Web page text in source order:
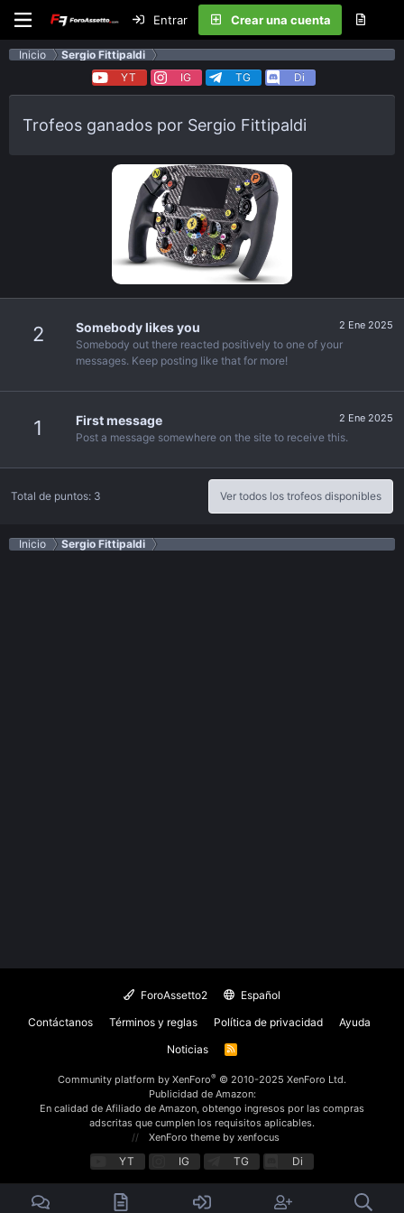
Entrar Crear una cuenta
Inicio
Sergio Fittipaldi
YT
IG TG Di
Trofeos ganados por Sergio Fittipaldi
2 2 Ene 2025
Somebody likes you
Somebody out there reacted positively to one of your
messages. Keep posting like that for more!
1 2 Ene 2025
First message
Post a message somewhere on the site to receive this.
Total de puntos: 3 Ver todos los trofeos disponibles
Inicio Sergio Fittipaldi
ForoAssetto2
Español
Contáctanos
Términos y reglas Política de privacidad
Ayuda
Noticias
R
Community platform by XenForo® © 2010-2025 XenForo Ltd.
Publicidad de Amazon:
En calidad de Afiliado de Amazon, obtengo ingresos por las compras
adscritas que cumplen los requisitos aplicables.
XenForo theme by xenfocus
YT IG TG Di